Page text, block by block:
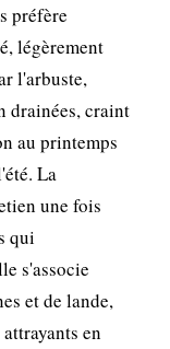
préfère
légèrement
l'arbuste,
drainées, craint
au printemps
La
une fois
qui
s'associe
et de lande,
en